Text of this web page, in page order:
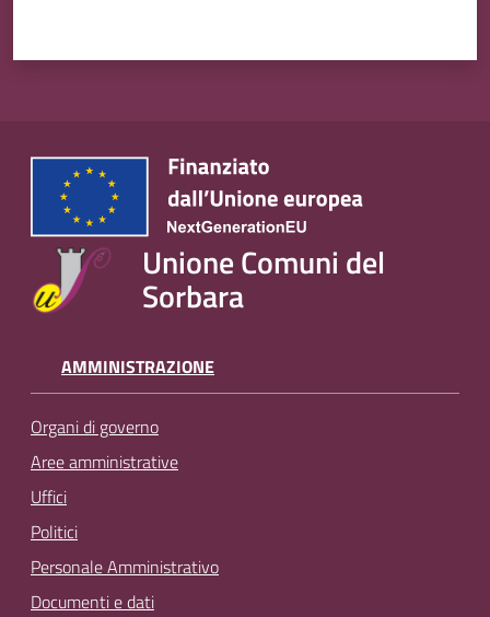
Unione Comuni del
Sorbara
AMMINISTRAZIONE
Organi di governo
Aree amministrative
Uffici
Politici
Personale Amministrativo
Documenti e dati